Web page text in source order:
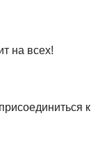
на всех!
к